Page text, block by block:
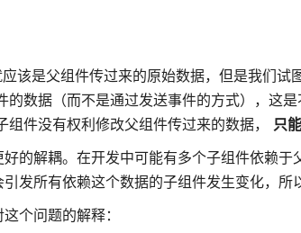
该是父组件传过来的原始数据，但是我们
的数据（而不是通过发送事件的方式），这
组件没有权利修改父组件传过来的数据， 只
的解耦。在开发中可能有多个子组件依赖
发所有依赖这个数据的子组件发生变化，
个问题的解释：